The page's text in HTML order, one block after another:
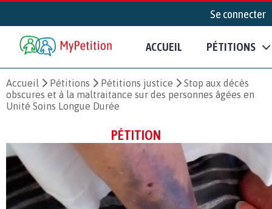
Se connecter
ACCUEIL PÉTITIONS
Accueil Pétitions Pétitions justice
Stop aux décès
obscures et à la maltraitance sur des personnes âgées en
Unité Soins Longue Durée
PÉTITION